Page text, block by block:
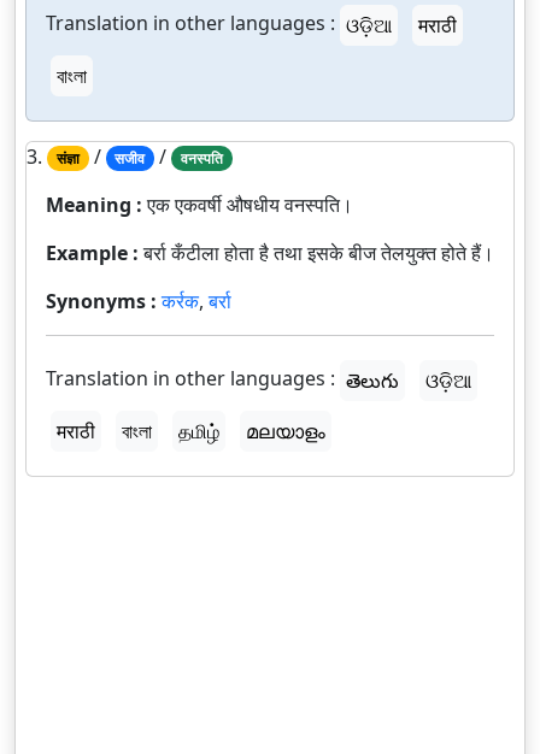
Translation in other languages : ଓଡ଼ିଆ
मराठी
বাংলা
3. संज्ञा / सजीव / वनस्पति
Meaning :एक एकवर्षी औषधीय वनस्पति।
Example :बर्रा कँटीला होता है तथा इसके बीज तेलयुक्त होते हैं।
Synonyms :कर्रक,बर्रा
Translation in other languages : తెలుగు
ଓଡ଼ିଆ
मराठी
বাংলা தமிழ் മലയാളം